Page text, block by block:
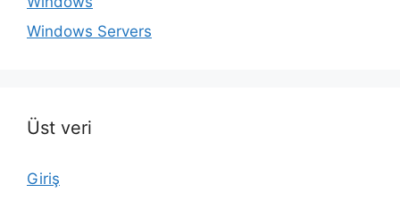
Windows Servers
Üst veri
Giriş